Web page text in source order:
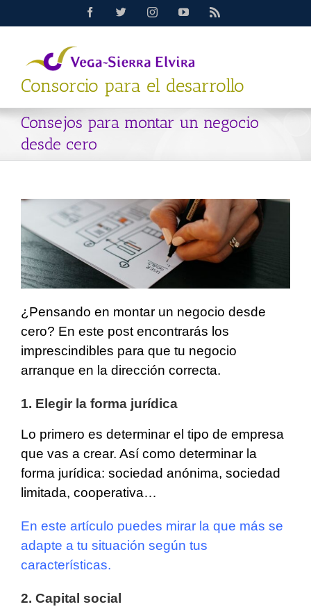
FacebookTwitterInstagramYouTubeRss
Consorcio para el desarrollo
Consejos para montar un negocio
desde cero
¿Pensando en montar un negocio desde
cero? En este post encontrarás los
imprescindibles para que tu negocio
arranque en la dirección correcta.
1. Elegir la forma jurídica
Lo primero es determinar el tipo de empresa
que vas a crear. Así como determinar la
forma jurídica: sociedad anónima, sociedad
limitada, cooperativa…
En este artículo puedes mirar la que más se
adapte a tu situación según tus
características.
2. Capital social